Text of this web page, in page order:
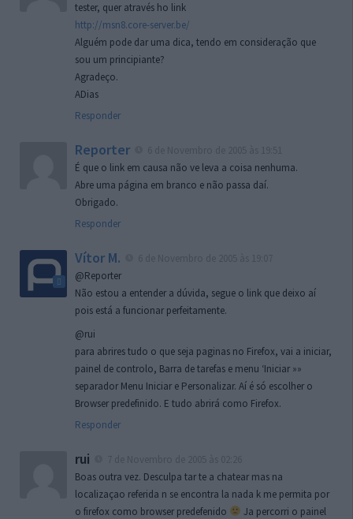
tester, quer através ho link
http://msn8.core-server.be/
Alguém pode dar uma dica, tendo em consideração que
sou um principiante?
Agradeço.
ADias
Responder
Reporter
É que o link em causa não ve leva a coisa nenhuma.
Abre uma página em branco e não passa daí.
Obrigado.
Responder
Vítor M.
@Reporter
Não estou a entender a dúvida, segue o link que deixo aí
pois está a funcionar perfeitamente.
@rui
para abrires tudo o que seja paginas no Firefox, vai a iniciar,
painel de controlo, Barra de tarefas e menu ‘Iniciar »»
separador Menu Iniciar e Personalizar. Aí é só escolher o
Browser predefinido. E tudo abrirá como Firefox.
Responder
rui
Boas outra vez. Desculpa tar te a chatear mas na
localizaçao referida n se encontra la nada k me permita por
o firefox como browser predefenido
Ja percorri o painel